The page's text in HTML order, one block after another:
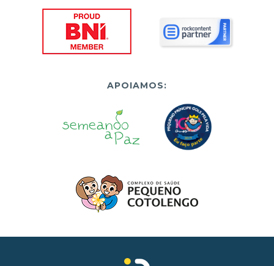
APOIAMOS: